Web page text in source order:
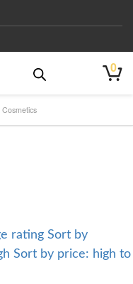
0
Cosmetics
rating Sort by
Sort by price: high to